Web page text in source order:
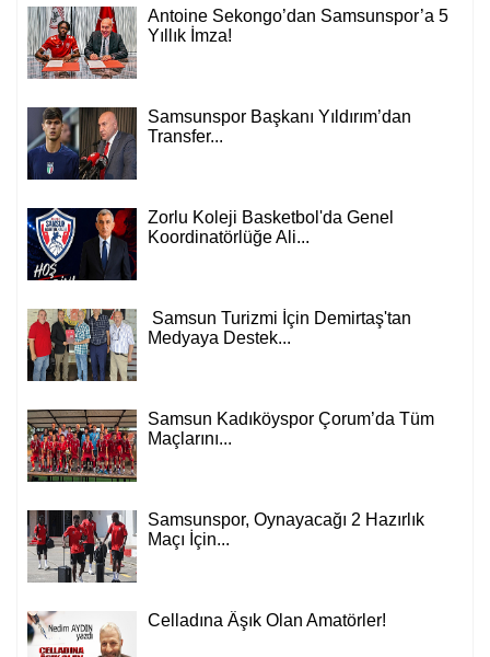
Antoine Sekongo’dan Samsunspor’a 5
Yıllık İmza!
Samsunspor Başkanı Yıldırım’dan
Transfer...
Zorlu Koleji Basketbol'da Genel
Koordinatörlüğe Ali...
Samsun Turizmi İçin Demirtaş'tan
Medyaya Destek...
Samsun Kadıköyspor Çorum’da Tüm
Maçlarını...
Samsunspor, Oynayacağı 2 Hazırlık
Maçı İçin...
Celladına Âşık Olan Amatörler!